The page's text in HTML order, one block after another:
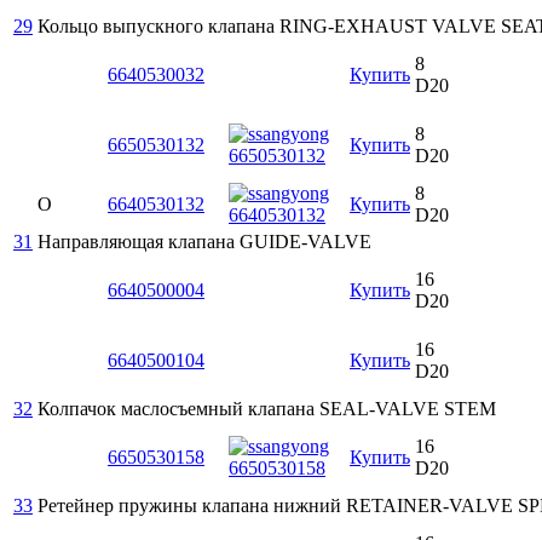
29 Кольцо выпускного клапана RING-EXHAUST VALVE
6640530032 Купить
8
D20
6650530132 Купить
8
D20
O 6640530132 Купить
8
D20
31 Направляющая клапана GUIDE-VALVE
6640500004 Купить
16
D20
6640500104 Купить
16
D20
32 Колпачок маслосъемный клапана SEAL-VALVE STEM
6650530158 Купить
16
D20
33 Ретейнер пружины клапана нижний RETAINER-VALVE